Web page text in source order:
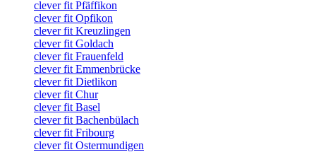
clever fit Pfäffikon
clever fit Opfikon
clever fit Kreuzlingen
clever fit Goldach
clever fit Frauenfeld
clever fit Emmenbrücke
clever fit Dietlikon
clever fit Chur
clever fit Basel
clever fit Bachenbülach
clever fit Fribourg
clever fit Ostermundigen